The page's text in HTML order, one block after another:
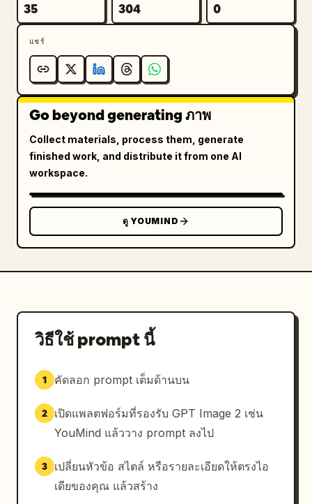
35 304 0
แชร์
Go beyond generating ภาพ
Collect materials, process them, generate
finished work, and distribute it from one AI
workspace.
ดู YOUMIND
วิธีใช้ prompt นี้
1 คัดลอก prompt เต็มด้านบน
2
เปิดแพลตฟอร์มที่รองรับ GPT Image 2 เช่น
YouMind แล้ววาง prompt ลงไป
3
เปลี่ยนหัวข้อ สไตล์ หรือรายละเอียดให้ตรงไอ
เดียของคุณ แล้วสร้าง